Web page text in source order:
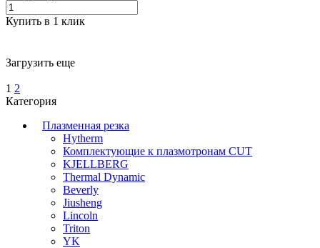
Купить в 1 клик
Загрузить еще
1 2
Категория
Плазменная резка
Hytherm
Комплектующие к плазмотронам CUT
KJELLBERG
Thermal Dynamic
Beverly
Jiusheng
Lincoln
Triton
YK